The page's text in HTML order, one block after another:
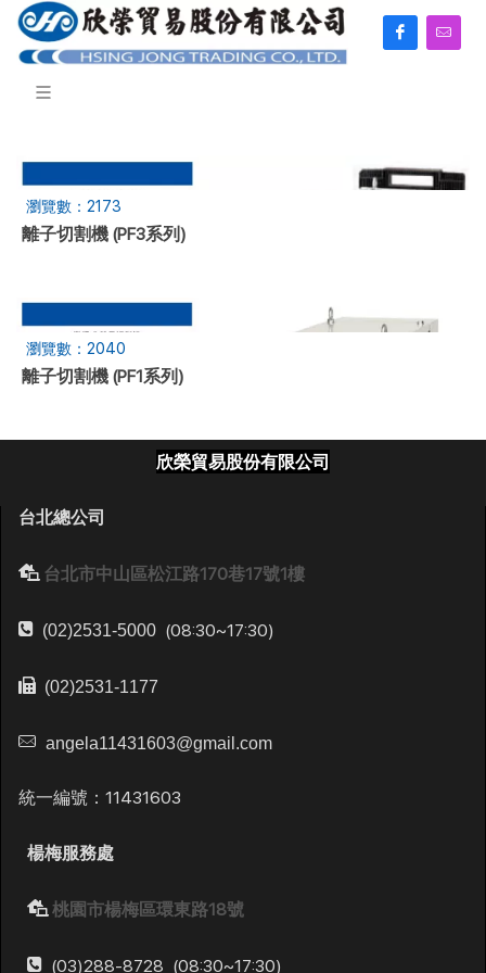
瀏覽數：2173
離子切割機 (PF3系列)
瀏覽數：2040
離子切割機 (PF1系列)
欣榮貿易股份有限公司
台北總公司
台北市中山區松江路170巷17號1樓
(02)2531-5000 (08:30~17:30)
(02)2531-1177
angela11431603@gmail.com
統一編號：11431603
楊梅服務處
桃園市楊梅區環東路18號
(03)288-8728 (08:30~17:30)